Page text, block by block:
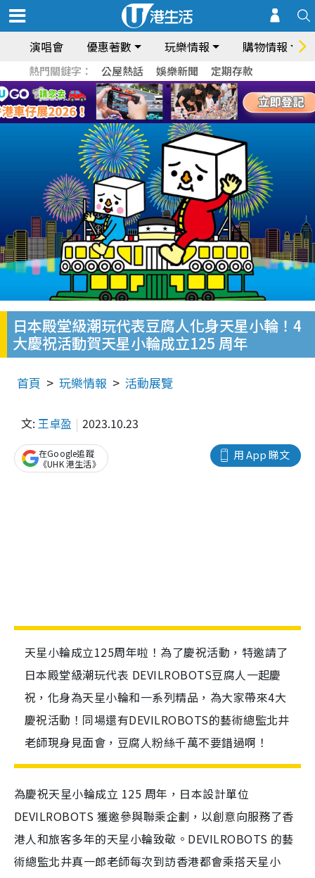
演唱會 優惠著數 玩樂情報 購物情報
熱門關鍵字： 公屋熱話 娛樂新聞 定期存款
日本殿堂級潮玩代表豆腐人化身天星小輪！4
大慶祝活動賀天星小輪成立125 周年
首頁 玩樂情報 活動展覽
文: 王卓盈 2023.10.23
用 App 睇文
在Google追蹤
《UHK 港生活》
天星小輪成立125周年啦！為了慶祝活動，特邀請了
日本殿堂級潮玩代表 DEVILROBOTS豆腐人一起慶
祝，化身為天星小輪和一系列精品，為大家帶來4大
慶祝活動！同場還有DEVILROBOTS的藝術總監北井
老師現身見面會，豆腐人粉絲千萬不要錯過啊！
為慶祝天星小輪成立 125 周年，日本設計單位
DEVILROBOTS 獲邀參與聯乘企劃，以創意向服務了香
港人和旅客多年的天星小輪致敬。DEVILROBOTS 的藝
術總監北井真一郎老師每次到訪香港都會乘搭天星小